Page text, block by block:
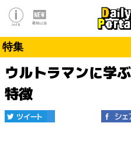
特集
ウルトラマンに学
特徴